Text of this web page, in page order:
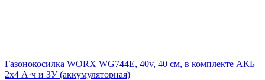
Газонокосилка WORX WG744E, 40v, 40 см, в комплекте АКБ
2х4 А·ч и ЗУ (аккумуляторная)